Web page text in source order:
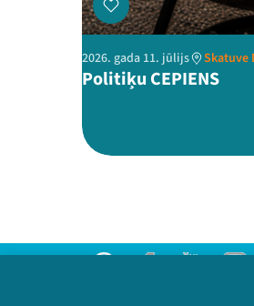
2026. gada 11. jūlijs Skatuve
Politiķu CEPIENS